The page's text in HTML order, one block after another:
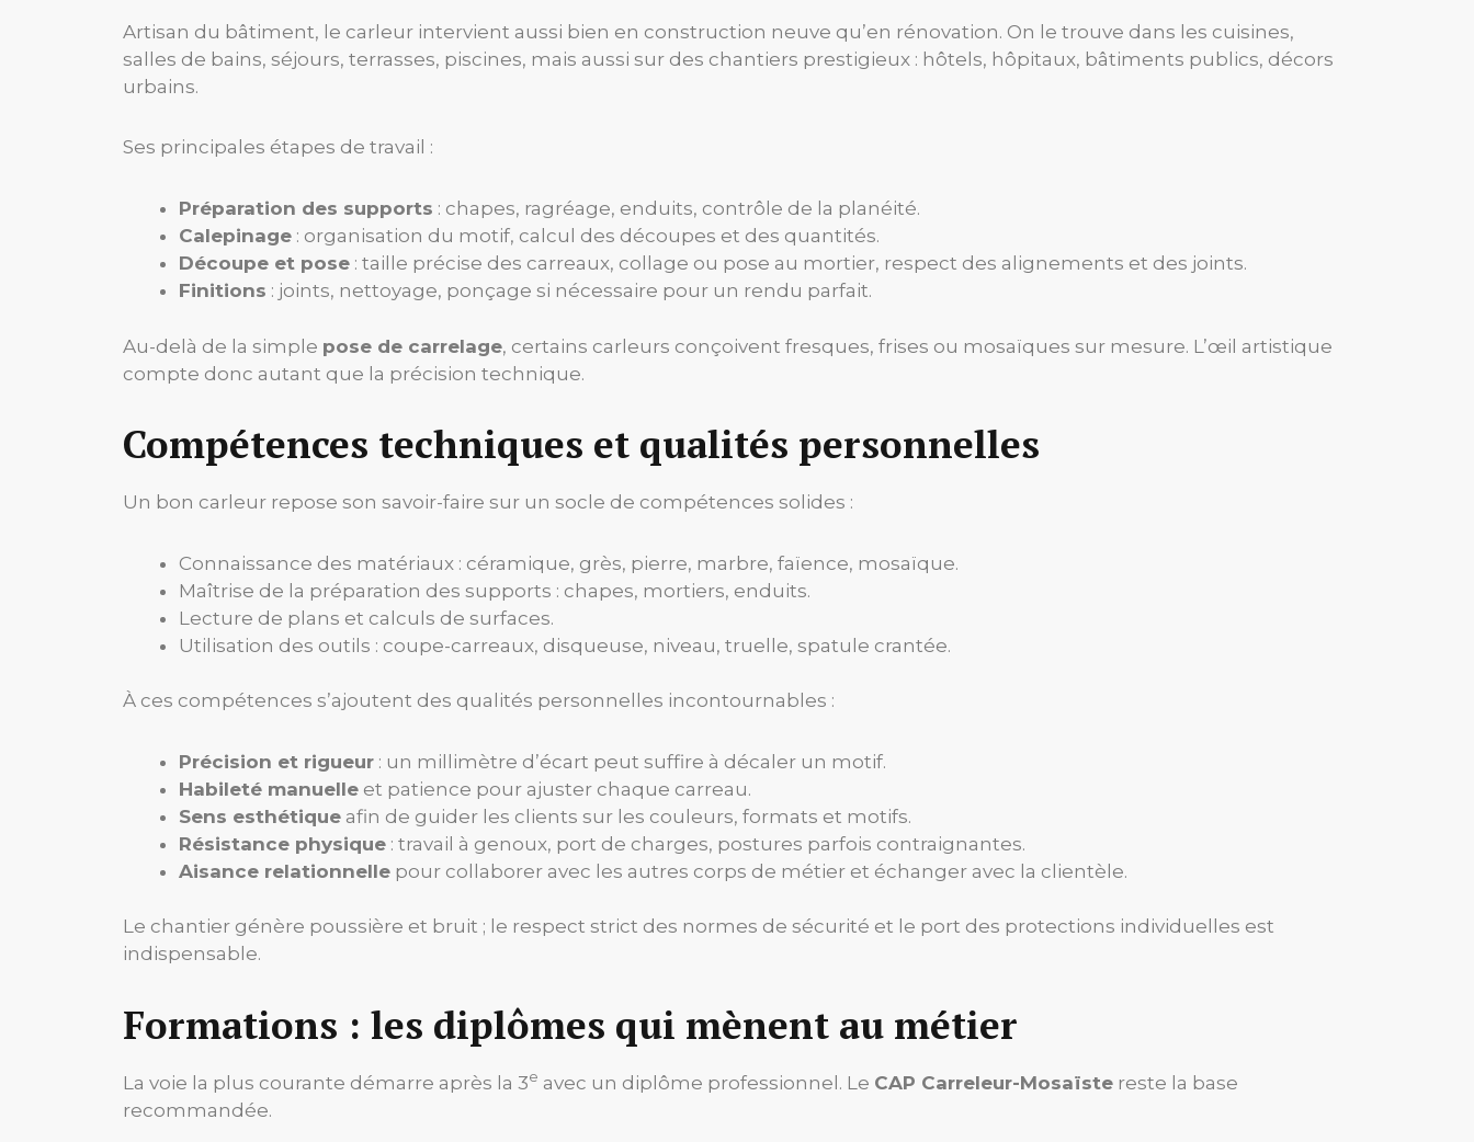
Artisan du bâtiment, le carleur intervient aussi bien en construction neuve qu’en rénovation. On le trouve dans les cuisines,
salles de bains, séjours, terrasses, piscines, mais aussi sur des chantiers prestigieux : hôtels, hôpitaux, bâtiments publics, décors
urbains.
Ses principales étapes de travail :
Préparation des supports : chapes, ragréage, enduits, contrôle de la planéité.
Calepinage : organisation du motif, calcul des découpes et des quantités.
Découpe et pose : taille précise des carreaux, collage ou pose au mortier, respect des alignements et des joints.
Finitions : joints, nettoyage, ponçage si nécessaire pour un rendu parfait.
Au-delà de la simple pose de carrelage, certains carleurs conçoivent fresques, frises ou mosaïques sur mesure. L’œil artistique
compte donc autant que la précision technique.
Compétences techniques et qualités personnelles
Un bon carleur repose son savoir-faire sur un socle de compétences solides :
Connaissance des matériaux : céramique, grès, pierre, marbre, faïence, mosaïque.
Maîtrise de la préparation des supports : chapes, mortiers, enduits.
Lecture de plans et calculs de surfaces.
Utilisation des outils : coupe-carreaux, disqueuse, niveau, truelle, spatule crantée.
À ces compétences s’ajoutent des qualités personnelles incontournables :
Précision et rigueur : un millimètre d’écart peut suffire à décaler un motif.
Habileté manuelle et patience pour ajuster chaque carreau.
Sens esthétique afin de guider les clients sur les couleurs, formats et motifs.
Résistance physique : travail à genoux, port de charges, postures parfois contraignantes.
Aisance relationnelle pour collaborer avec les autres corps de métier et échanger avec la clientèle.
Le chantier génère poussière et bruit ; le respect strict des normes de sécurité et le port des protections individuelles est
indispensable.
Formations : les diplômes qui mènent au métier
La voie la plus courante démarre après la 3e avec un diplôme professionnel. Le CAP Carreleur-Mosaïste reste la base
recommandée.